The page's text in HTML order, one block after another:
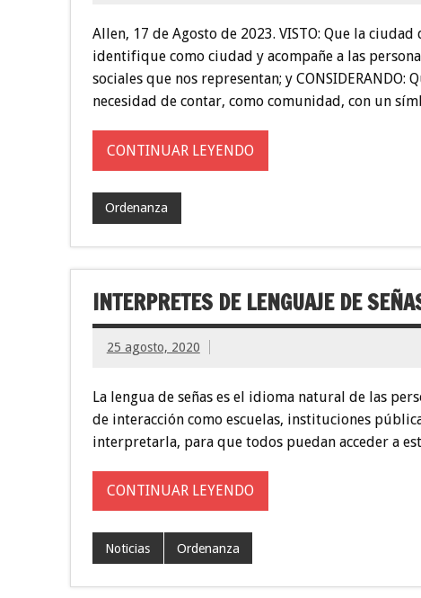
Allen, 17 de Agosto de 2023. VISTO: Que la
identifique como ciudad y acompañe a las
sociales que nos representan; y
necesidad de contar, como comunidad, con un
CONTINUAR LEYENDO
Ordenanza
INTERPRETES DE LENGUAJE DE
25 agosto, 2020
La lengua de señas es el idioma natural de las
de interacción como escuelas, instituciones
interpretarla, para que todos puedan acceder a
CONTINUAR LEYENDO
Noticias Ordenanza